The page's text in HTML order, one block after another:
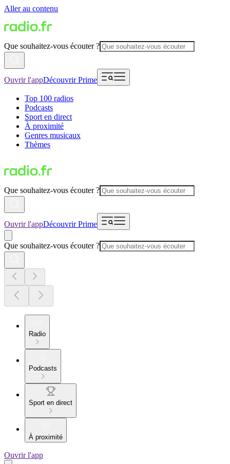
Aller au contenu
Que souhaitez-vous écouter ?
Ouvrir l'appDécouvrir Prime
Top 100 radios
Podcasts
Sport en direct
À proximité
Genres musicaux
Thèmes
Que souhaitez-vous écouter ?
Ouvrir l'appDécouvrir Prime
Que souhaitez-vous écouter ?
Radio
Podcasts
Sport en direct
À proximité
Ouvrir l'app